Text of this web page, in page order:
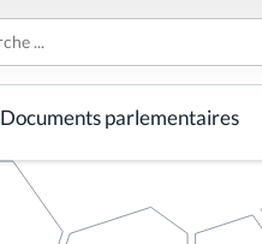
Documents parlementaires